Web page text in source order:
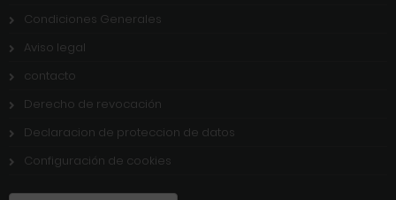
Condiciones Generales
Aviso legal
contacto
Derecho de revocación
Declaracion de proteccion de datos
Configuración de cookies